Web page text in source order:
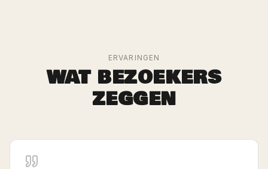
ERVARINGEN
WAT BEZOEKERS
ZEGGEN